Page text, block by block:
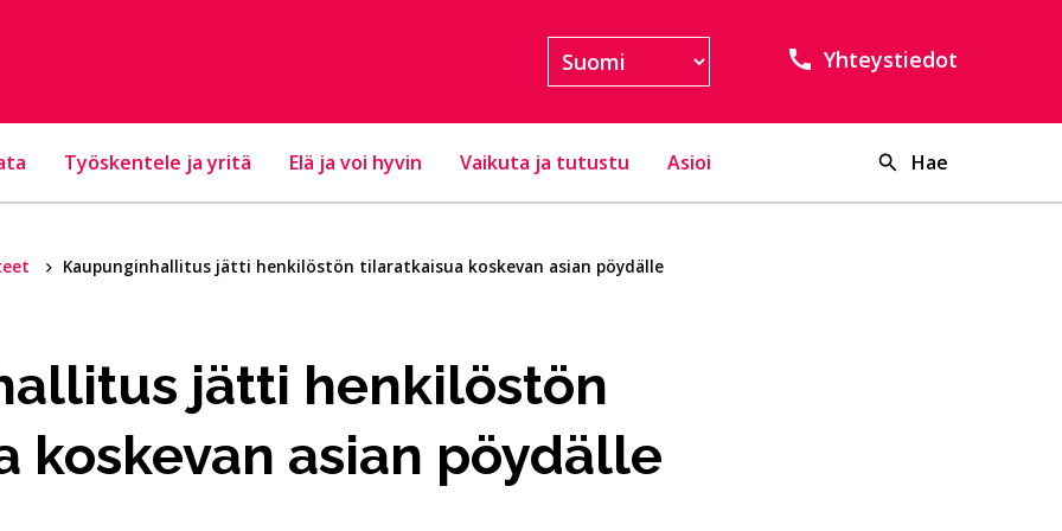
Yhteystiedot
Työskentele ja yritä Elä ja voi hyvin Vaikuta ja tutustu Asioi Hae
Kaupunginhallitus jätti henkilöstön tilaratkaisua koskevan asian pöydälle
jätti henkilöstön
koskevan asian pöydälle